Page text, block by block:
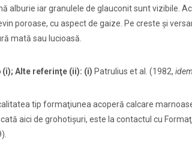
alburie iar granulele de glauconit sunt vizibile.
poroase, cu aspect de gaize. Pe creste şi
mată sau lucioasă.
Alte referinţe (ii): (i) Patrulius et al. (1982,
tip formaţiunea acoperă calcare
aici de grohotişuri, este la contactul cu